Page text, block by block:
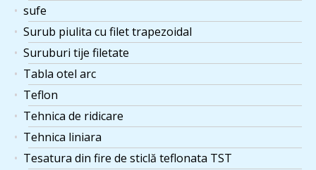
sufe
Surub piulita cu filet trapezoidal
Suruburi tije filetate
Tabla otel arc
Teflon
Tehnica de ridicare
Tehnica liniara
Tesatura din fire de sticlă teflonata TST